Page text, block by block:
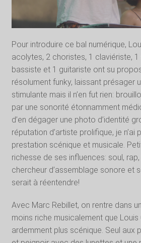
Pour introduire ce bal numérique,
acolytes, 2 choristes, 1 claviériste, 1
bassiste et 1 guitariste ont su
résolument funky, laissant présager
stimulante mais il n’en fut rien:
par une sonorité étonnamment
d’en dégager une photo d’identité
réputation d’artiste prolifique, je
prestation scénique et musicale.
richesse de ses influences: soul,
chercheur d’assemblage sonore et
serait à réentendre!
Avec Marc Rebillet, on rentre dans
moins riche musicalement que Louis
ardemment plus scénique. Seul aux